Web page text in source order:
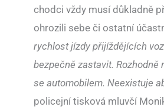
chodci vždy musí důkladně
ohrozili sebe či ostatní
rychlost jízdy přijíždějících
bezpečně zastavit.
se automobilem. Neexistuje
policejní tisková mluvčí